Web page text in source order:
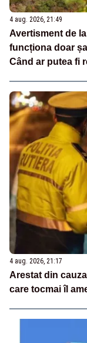
4 aug. 2026, 21:49
Avertisment de
funcționa doar
Când ar putea fi
4 aug. 2026, 21:17
Arestat din
care tocmai îl